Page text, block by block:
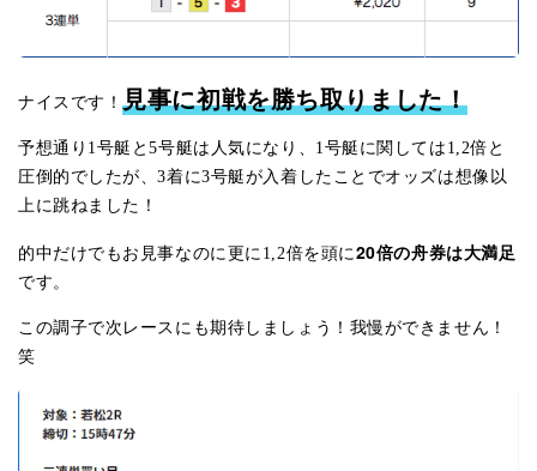
ナイスです！見事に初戦を勝ち取りました！
予想通り1号艇と5号艇は人気になり、1号艇に関しては1,2倍と
圧倒的でしたが、3着に3号艇が入着したことでオッズは想像以
上に跳ねました！
的中だけでもお見事なのに更に1,2倍を頭に20倍の舟券は大満足
です。
この調子で次レースにも期待しましょう！我慢ができません！
笑